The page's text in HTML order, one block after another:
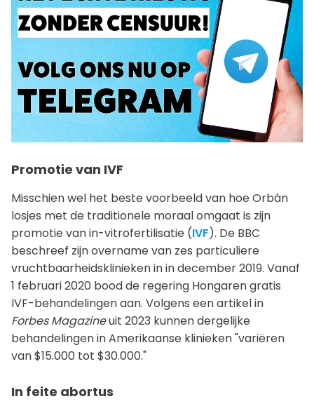
Promotie van IVF
Misschien wel het beste voorbeeld van hoe Orbán
losjes met de traditionele moraal omgaat is zijn
promotie van in-vitrofertilisatie (IVF). De BBC
beschreef zijn overname van zes particuliere
vruchtbaarheidsklinieken in in december 2019. Vanaf
1 februari 2020 bood de regering Hongaren gratis
IVF-behandelingen aan. Volgens een artikel in
Forbes Magazineuit 2023 kunnen dergelijke
behandelingen in Amerikaanse klinieken "variëren
van $15.000 tot $30.000."
In feite abortus